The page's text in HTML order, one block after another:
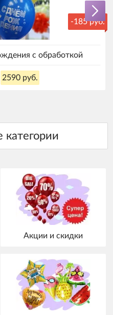
-185 руб.
с обработкой
2590 руб.
Акции и скидки